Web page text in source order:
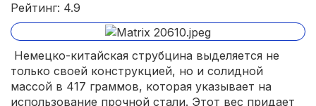
Рейтинг: 4.9
Немецко-китайская струбцина выделяется не
только своей конструкцией, но и солидной
массой в 417 граммов, которая указывает на
использование прочной стали. Этот вес придает